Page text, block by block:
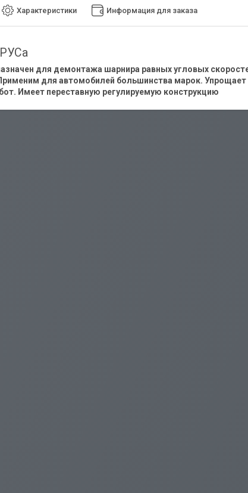
Характеристики Информация для заказа
для демонтажа шарнира равных угловых
для автомобилей большинства марок.
Имеет переставную регулируемую конструкцию